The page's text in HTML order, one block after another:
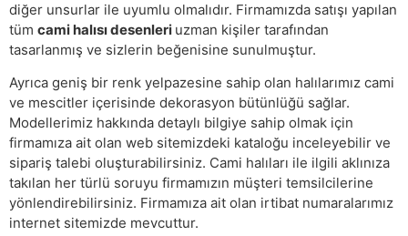
diğer unsurlar ile uyumlu olmalıdır. Firmamızda satışı yapılan
tüm cami halısı desenleri uzman kişiler tarafından
tasarlanmış ve sizlerin beğenisine sunulmuştur.
Ayrıca geniş bir renk yelpazesine sahip olan halılarımız cami
ve mescitler içerisinde dekorasyon bütünlüğü sağlar.
Modellerimiz hakkında detaylı bilgiye sahip olmak için
firmamıza ait olan web sitemizdeki kataloğu inceleyebilir ve
sipariş talebi oluşturabilirsiniz. Cami halıları ile ilgili aklınıza
takılan her türlü soruyu firmamızın müşteri temsilcilerine
yönlendirebilirsiniz. Firmamıza ait olan irtibat numaralarımız
internet sitemizde mevcuttur.